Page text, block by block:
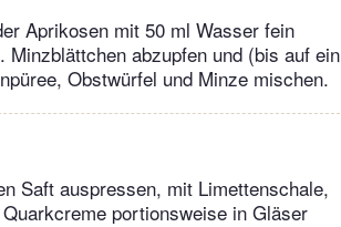
Aprikosen mit 50 ml Wasser fein
abzupfen und (bis auf ein
Obstwürfel und Minze mischen.
Saft auspressen, mit Limettenschale,
portionsweise in Gläser